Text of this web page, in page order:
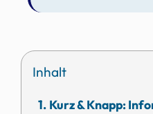
Inhalt
Kurz & Knapp: